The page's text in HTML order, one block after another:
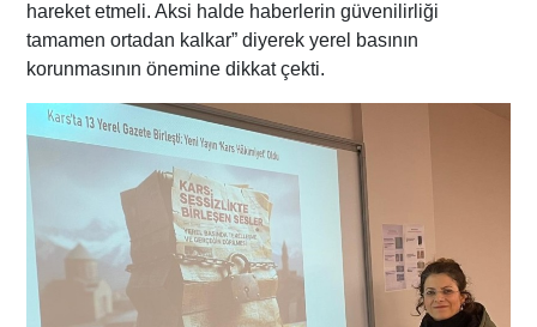
hareket etmeli. Aksi halde haberlerin güvenilirliği
tamamen ortadan kalkar” diyerek yerel basının
korunmasının önemine dikkat çekti.